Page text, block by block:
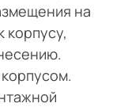
на
корпусу,